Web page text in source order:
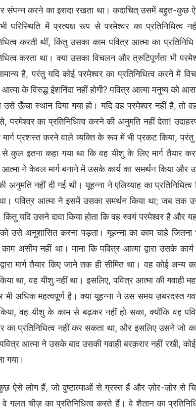
संपन्न करने का इरादा रखता था। कदाचित् उसमें बहुत-कुछ
परिस्थिति में प्रत्यक्ष रूप से परमेश्वर का
करती थीं, किंतु उसका काम पवित्र आत्मा का
करता था। क्या उसका विचलन और त्रुटिपूर्णता भी
है, परंतु यदि कोई परमेश्वर का प्रतिनिधित्व करने में
आत्मा के विरुद्ध ईशनिंदा नहीं होगी? पवित्र आत्मा मनुष्य को
उसे ऊँचा स्थान दिया गया हो। यदि वह परमेश्वर नहीं है,
परमेश्वर का प्रतिनिधित्व करने की अनुमति नहीं देता!
प्रशस्त करने वाले व्यक्ति के रूप में भी प्रकट किया, परंतु
से कुल इतना कहा गया था कि वह यीशु के लिए मार्ग तैयार
आत्मा ने केवल मार्ग बनाने में उसके कार्य का समर्थन किया
अनुमति नहीं दी गई थी। यूहन्ना ने एलिय्याह का
पवित्र आत्मा ने इसमें उसका समर्थन किया था; जब तक
किंतु यदि उसने दावा किया होता कि वह स्वयं परमेश्वर है और
उसे अनुशासित करना पड़ता। यूहन्ना का काम चाहे जितना
असीम नहीं था। माना कि पवित्र आत्मा द्वारा उसके
मार्ग तैयार किए जाने तक ही सीमित था। वह कोई अन्य
था, वह यीशु नहीं था। इसलिए, पवित्र आत्मा की गवाही
अधिक महत्वपूर्ण है। क्या यूहन्ना ने उस समय ज़बरदस्त
वह यीशु के काम से बढ़कर नहीं हो सका, क्योंकि वह
का प्रतिनिधित्व नहीं कर सकता था, और इसलिए उसने जो
आत्मा ने उसके बाद उसकी गवाही बरक़रार नहीं रखी,
गया।
ऐसे लोग हैं, जो दुष्टात्माओं से ग्रस्त हैं और ज़ोर-ज़ोर से
वे गलत चीज़ का प्रतिनिधित्व करते हैं। वे शैतान का